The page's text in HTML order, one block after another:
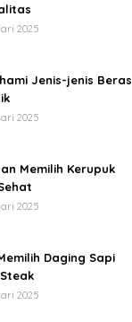
2025
Jenis-jenis Beras
2025
Memilih Kerupuk
2025
Daging Sapi
2025